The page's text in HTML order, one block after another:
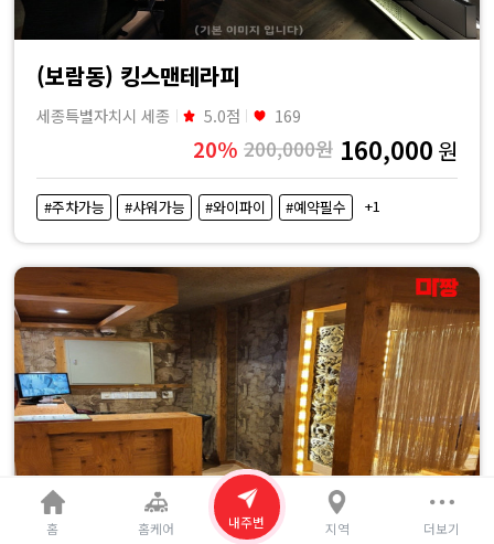
(보람동) 킹스맨테라피
세종특별자치시 세종 5.0점 169
20% 200,000원 160,000 원
#주차가능 #샤워가능 #와이파이 #예약필수 +1
홈 홈케어 내주변 지역 더보기